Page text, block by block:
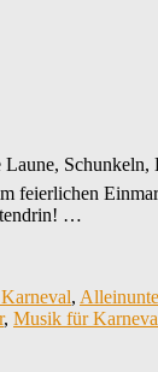
…
,
, Musik für